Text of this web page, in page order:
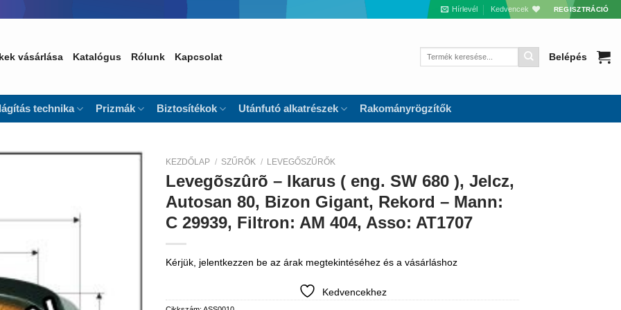
Hírlevél Kedvencek REGISZTRÁCIÓ
vásárlása Katalógus Rólunk Kapcsolat
Keresés
Belépés
technika Prizmák Biztosítékok Utánfutó alkatrészek Rakományrögzítők
KEZDŐLAP / SZŰRŐK / LEVEGŐSZŰRŐK
Levegõszûrõ – Ikarus ( eng. SW 680 ), Jelcz,
Autosan 80, Bizon Gigant, Rekord – Mann:
C 29939, Filtron: AM 404, Asso: AT1707
Kérjük, jelentkezzen be az árak megtekintéséhez és a vásárláshoz
Kedvencekhez